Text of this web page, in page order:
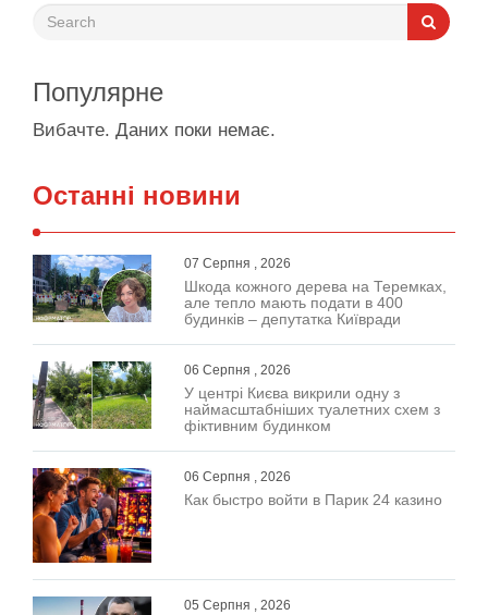
Популярне
Вибачте. Даних поки немає.
Останні новини
07 Серпня , 2026
Шкода кожного дерева на Теремках,
але тепло мають подати в 400
будинків – депутатка Київради
06 Серпня , 2026
У центрі Києва викрили одну з
наймасштабніших туалетних схем з
фіктивним будинком
06 Серпня , 2026
Как быстро войти в Парик 24 казино
05 Серпня , 2026